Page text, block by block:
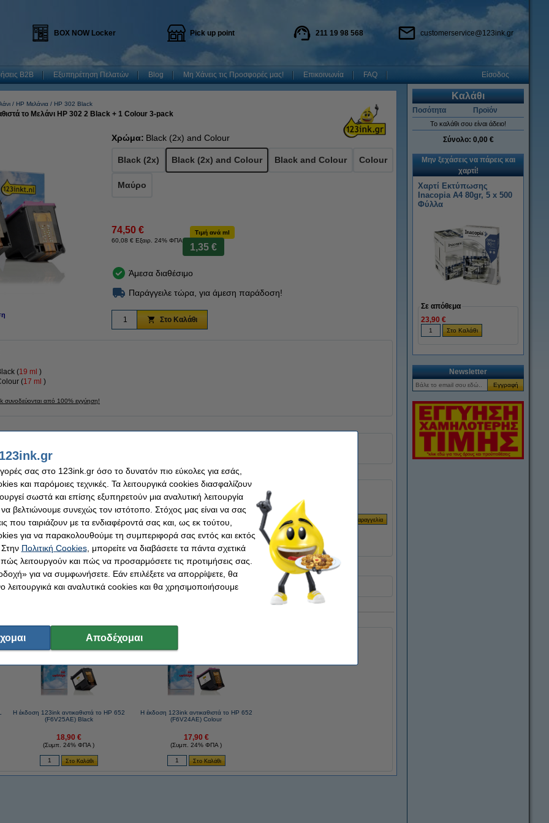
BOX NOW Locker Pick up point 211 19 98 568 customerservice@123ink.gr
B2B Εξυπηρέτηση Πελατών Blog Μη Χάνεις τις Προσφορές μας! Επικοινωνία FAQ Είσοδος
HP Μελάνια HP 302 Black
το Μελάνι HP 302 2 Black + 1 Colour 3-pack
Χρώμα: Black (2x) and Colour
Black (2x) Black (2x) and Colour Black and Colour Colour
Μαύρο
74,50 €
60,08 € Εξαιρ. 24% ΦΠΑ
Τιμή ανά ml
1,35 €
Άμεσα διαθέσιμο
Παράγγειλε τώρα, για άμεση παράδοση!
Στο Καλάθι
(19 ml )
(17 ml )
συνοδεύονται από 100% εγγύηση!
συσκευασία
Office Α4, 80gr (500 φύλλα)
αντί για τα original.
αγορά με εσένα!
Η έκδοση 123ink αντικαθιστά το HP 652
(F6V25AE) Black
18,90 €
(Συμπ. 24% ΦΠΑ )
Η έκδοση 123ink αντικαθιστά το HP 652
(F6V24AE) Colour
17,90 €
(Συμπ. 24% ΦΠΑ )
Καλάθι
Ποσότητα Προϊόν
Το καλάθι σου είναι άδειο!
Σύνολο: 0,00 €
Μην ξεχάσεις να πάρεις και
χαρτί!
Χαρτί Εκτύπωσης
Inacopia Α4 80gr, 5 x 500
Φύλλα
Σε απόθεμα
23,90 €
Newsletter
σας στο 123ink.gr όσο το δυνατόν πιο εύκολες για εσάς,
και παρόμοιες τεχνικές. Τα λειτουργικά cookies διασφαλίζουν
σωστά και επίσης εξυπηρετούν μια αναλυτική λειτουργία
βελτιώνουμε συνεχώς τον ιστότοπο. Στόχος μας είναι να σας
που ταιριάζουν με τα ενδιαφέροντά σας και, ως εκ τούτου,
για να παρακολουθούμε τη συμπεριφορά σας εντός και εκτός
Πολιτική Cookies, μπορείτε να διαβάσετε τα πάντα σχετικά
λειτουργούν και πώς να προσαρμόσετε τις προτιμήσεις σας.
για να συμφωνήσετε. Εάν επιλέξετε να απορρίψετε, θα
και αναλυτικά cookies και θα χρησιμοποιήσουμε
Αποδέχομαι